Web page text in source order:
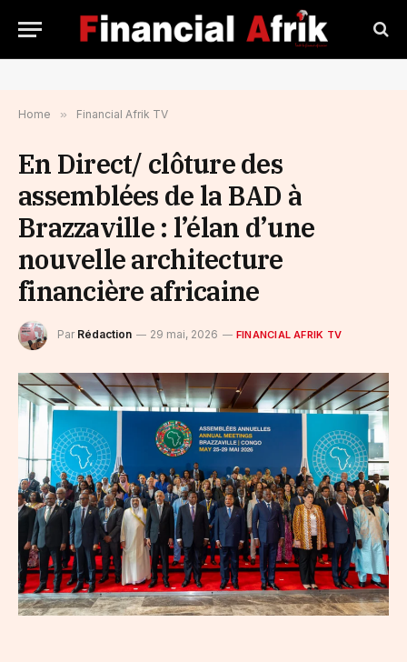
Home » Financial Afrik TV
En Direct/ clôture des
assemblées de la BAD à
Brazzaville : l’élan d’une
nouvelle architecture
financière africaine
Par Rédaction 29 mai, 2026 FINANCIAL AFRIK TV